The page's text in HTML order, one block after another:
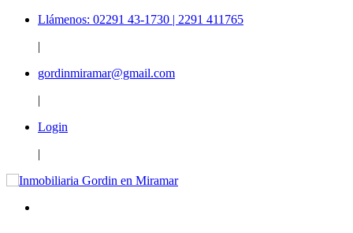
Llámenos: 02291 43-1730 | 2291 411765
|
gordinmiramar@gmail.com
|
Login
|